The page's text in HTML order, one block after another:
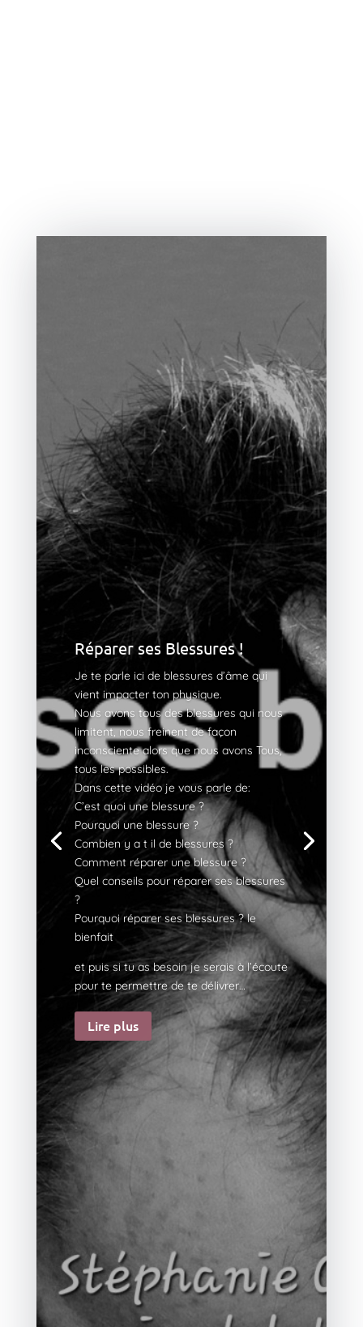
Réparer ses Blessures !
Je te parle ici de blessures d’âme qui
vient impacter ton physique.
Nous avons tous des blessures qui nous
limitent, nous freinent de façon
inconsciente alors que nous avons Tous,
tous les possibles.
Dans cette vidéo je vous parle de:
C’est quoi une blessure ?
Pourquoi une blessure ?
Combien y a t il de blessures ?
Comment réparer une blessure ?
Quel conseils pour réparer ses blessures
?
Pourquoi réparer ses blessures ? le
bienfait
et puis si tu as besoin je serais à l’écoute
pour te permettre de te délivrer…
Lire plus